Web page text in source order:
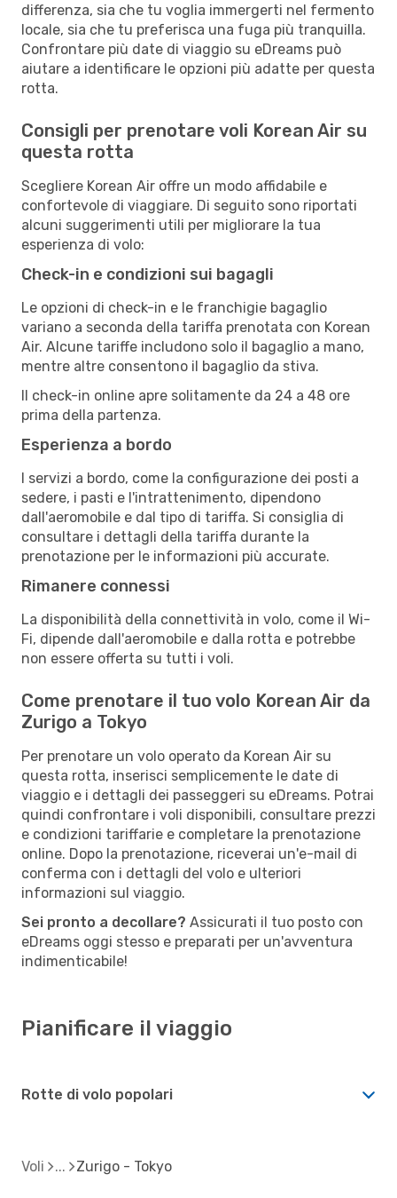
differenza, sia che tu voglia immergerti nel fermento
locale, sia che tu preferisca una fuga più tranquilla.
Confrontare più date di viaggio su eDreams può
aiutare a identificare le opzioni più adatte per questa
rotta.
Consigli per prenotare voli Korean Air su
questa rotta
Scegliere Korean Air offre un modo affidabile e
confortevole di viaggiare. Di seguito sono riportati
alcuni suggerimenti utili per migliorare la tua
esperienza di volo:
Check-in e condizioni sui bagagli
Le opzioni di check-in e le franchigie bagaglio
variano a seconda della tariffa prenotata con Korean
Air. Alcune tariffe includono solo il bagaglio a mano,
mentre altre consentono il bagaglio da stiva.
Il check-in online apre solitamente da 24 a 48 ore
prima della partenza.
Esperienza a bordo
I servizi a bordo, come la configurazione dei posti a
sedere, i pasti e l'intrattenimento, dipendono
dall'aeromobile e dal tipo di tariffa. Si consiglia di
consultare i dettagli della tariffa durante la
prenotazione per le informazioni più accurate.
Rimanere connessi
La disponibilità della connettività in volo, come il Wi-
Fi, dipende dall'aeromobile e dalla rotta e potrebbe
non essere offerta su tutti i voli.
Come prenotare il tuo volo Korean Air da
Zurigo a Tokyo
Per prenotare un volo operato da Korean Air su
questa rotta, inserisci semplicemente le date di
viaggio e i dettagli dei passeggeri su eDreams. Potrai
quindi confrontare i voli disponibili, consultare prezzi
e condizioni tariffarie e completare la prenotazione
online. Dopo la prenotazione, riceverai un'e-mail di
conferma con i dettagli del volo e ulteriori
informazioni sul viaggio.
Sei pronto a decollare? Assicurati il tuo posto con
eDreams oggi stesso e preparati per un'avventura
indimenticabile!
Pianificare il viaggio
Rotte di volo popolari
Voli Zurigo - Tokyo